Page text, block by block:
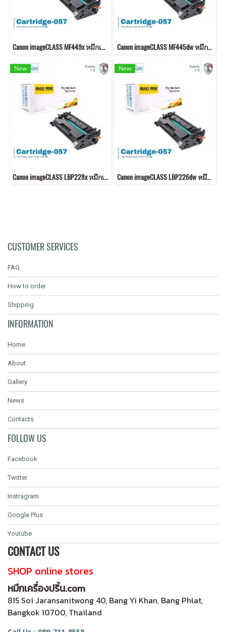
Canon imageCLASS MF449x หมึกเครื่องปริ้น 057 พิมพ์คมชัด! Canon imageCLASS MF445dw หมึกเครื่องปริ้น 057 พิมพ์คมชัด!
New
Canon imageCLASS LBP228x หมึกเครื่องปริ้น 057 คุณภาพสูง พิมพ์คมชัด!
New
Canon imageCLASS LBP226dw หมึกเครื่องปริ้น 057 คุณภาพสูง พิมพ์คมชัด!
CUSTOMER SERVICES
FAQ
How to order
Shipping
INFORMATION
Home
About
Gallery
News
Contacts
FOLLOW US
Facebook
Twitter
Instragram
Google Plus
Youtube
CONTACT US
SHOP online stores
หมึกเครื่องปริ้น.com
815 Soi Jaransanitwong 40, Bang Yi Khan, Bang Phlat,
Bangkok 10700, Thailand